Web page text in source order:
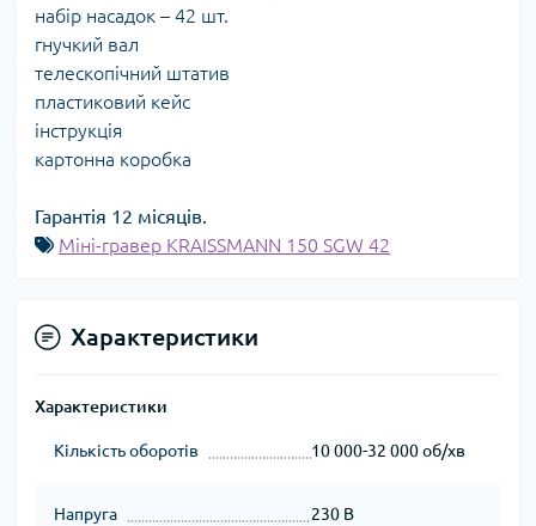
набір насадок – 42 шт.
гнучкий вал
телескопічний штатив
пластиковий кейс
інструкція
картонна коробка
Гарантія 12 місяців.
Міні-гравер KRAISSMANN 150 SGW 42
Характеристики
Характеристики
Кількість оборотів 10 000-32 000 об/хв
Напруга 230 В